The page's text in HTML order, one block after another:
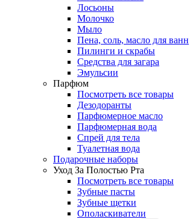
Лосьоны
Молочко
Мыло
Пена, соль, масло для ванн
Пилинги и скрабы
Средства для загара
Эмульсии
Парфюм
Посмотреть все товары
Дезодоранты
Парфюмерное масло
Парфюмерная вода
Спрей для тела
Туалетная вода
Подарочные наборы
Уход За Полостью Рта
Посмотреть все товары
Зубные пасты
Зубные щетки
Ополаскиватели